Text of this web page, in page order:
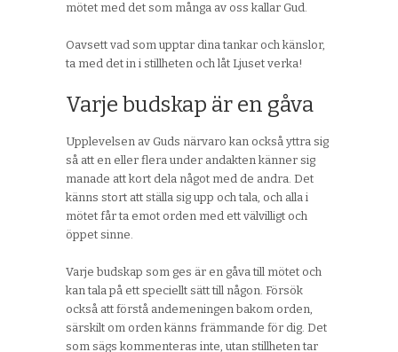
mötet med det som många av oss kallar Gud.
Oavsett vad som upptar dina tankar och känslor,
ta med det in i stillheten och låt Ljuset verka!
Varje budskap är en gåva
Upplevelsen av Guds närvaro kan också yttra sig
så att en eller flera under andakten känner sig
manade att kort dela något med de andra. Det
känns stort att ställa sig upp och tala, och alla i
mötet får ta emot orden med ett välvilligt och
öppet sinne.
Varje budskap som ges är en gåva till mötet och
kan tala på ett speciellt sätt till någon. Försök
också att förstå andemeningen bakom orden,
särskilt om orden känns främmande för dig. Det
som sägs kommenteras inte, utan stillheten tar